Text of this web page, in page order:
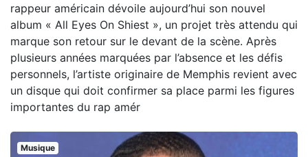
rappeur américain dévoile aujourd’hui son nouvel
album « All Eyes On Shiest », un projet très attendu qui
marque son retour sur le devant de la scène. Après
plusieurs années marquées par l’absence et les défis
personnels, l’artiste originaire de Memphis revient avec
un disque qui doit confirmer sa place parmi les figures
importantes du rap amér
Musique